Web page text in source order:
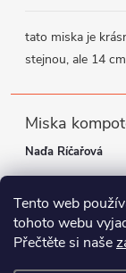
Tento web
tohoto webu
Přečtěte si naše
tato miska je
stejnou, ale 14 cm
Naďa Říčařová
miska je trochu